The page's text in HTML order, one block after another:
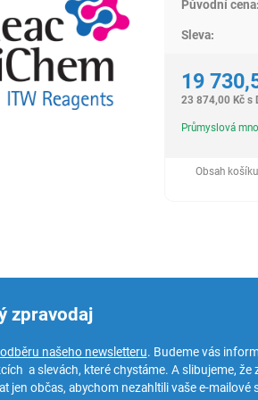
Původní cena:
Sleva:
19
23 874,00 Kč s
Průmyslová
Obsah
zpravodaj
našeho newsletteru. Budeme vás
a slevách, které chystáme. A slibujeme, že
jen občas, abychom nezahltili vaše e-mailové